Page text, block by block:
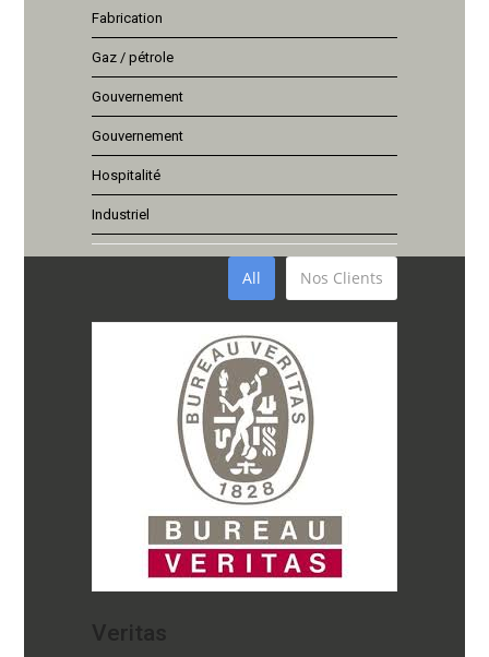
Fabrication
Gaz / pétrole
Gouvernement
Gouvernement
Hospitalité
Industriel
All Nos Clients
Veritas